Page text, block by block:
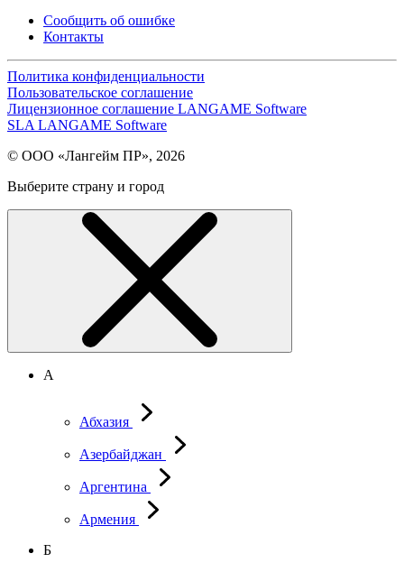
Сообщить об ошибке
Контакты
Политика конфиденциальности
Пользовательское соглашение
Лицензионное соглашение LANGAME Software
SLA LANGAME Software
© ООО «Лангейм ПР», 2026
Выберите страну и город
А
Абхазия
Азербайджан
Аргентина
Армения
Б